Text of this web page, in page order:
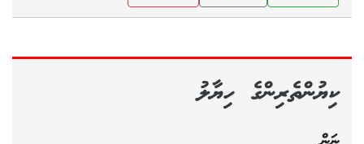
ކިޔުންތެރިންގެ ހިޔާލު